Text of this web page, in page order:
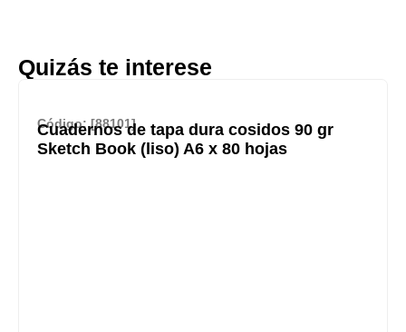
Quizás te interese
Código: [88101]
Cuadernos de tapa dura cosidos 90 gr
Sketch Book (liso) A6 x 80 hojas